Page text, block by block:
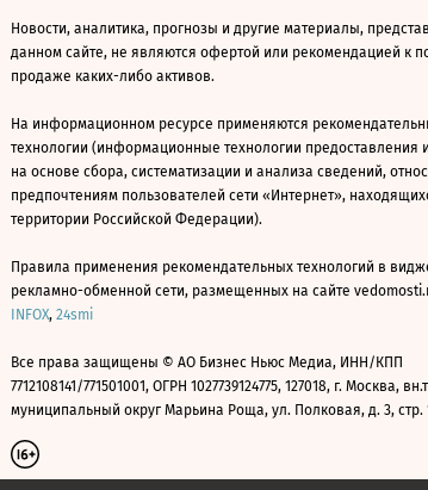
Новости, аналитика, прогнозы и другие материалы,
данном сайте, не являются офертой или рекомендацией к
продаже каких-либо активов.
На информационном ресурсе применяются
технологии (информационные технологии предоставления
на основе сбора, систематизации и анализа сведений,
предпочтениям пользователей сети «Интернет»,
территории Российской Федерации).
Правила применения рекомендательных технологий в
рекламно-обменной сети, размещенных на сайте
INFOX, 24smi
Все права защищены © АО Бизнес Ньюс Медиа, ИНН/КПП
7712108141/771501001, ОГРН 1027739124775, 127018, г. Москва,
муниципальный округ Марьина Роща, ул. Полковая, д. 3, стр.